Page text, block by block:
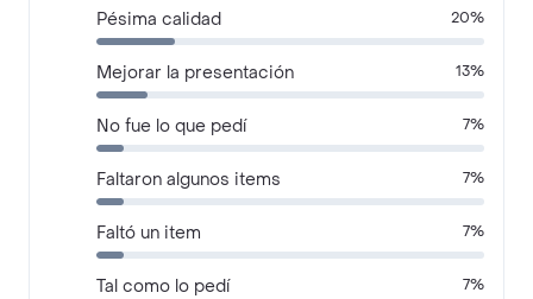
Pésima calidad 20%
Mejorar la presentación 13%
No fue lo que pedí 7%
Faltaron algunos items 7%
Faltó un item 7%
Tal como lo pedí 7%